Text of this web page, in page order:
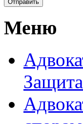
Меню